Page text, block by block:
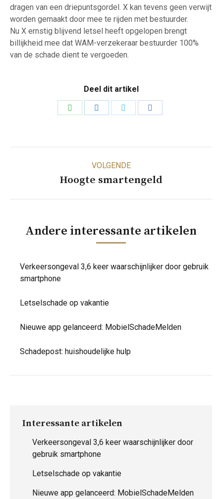
dragen van een driepuntsgordel. X kan tevens geen verwijt
worden gemaakt door mee te rijden met bestuurder.
Nu X ernstig blijvend letsel heeft opgelopen brengt
billijkheid mee dat WAM-verzekeraar bestuurder 100%
van de schade dient te vergoeden.
Deel dit artikel
navigatie
VOLGENDE
Volgend
Hoogte smartengeld
Andere interessante artikelen
Verkeersongeval 3,6 keer waarschijnlijker door gebruik
smartphone
Letselschade op vakantie
Nieuwe app gelanceerd: MobielSchadeMelden
Schadepost: huishoudelijke hulp
Interessante artikelen
Verkeersongeval 3,6 keer waarschijnlijker door
gebruik smartphone
Letselschade op vakantie
Nieuwe app gelanceerd: MobielSchadeMelden